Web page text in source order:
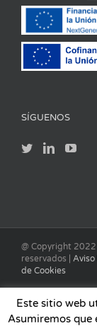
SÍGUENOS
@ Copyright
reservados | Aviso
de Cookies
Este sitio web
Asumiremos que